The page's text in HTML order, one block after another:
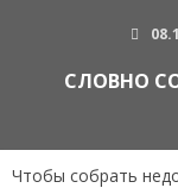
СЛОВНО
Чтобы собрать